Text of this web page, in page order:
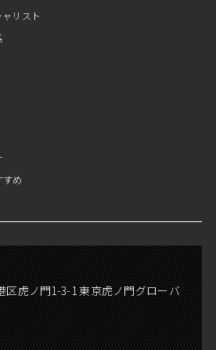
リスト
め
虎ノ門1-3-1 東京虎ノ門グローバ